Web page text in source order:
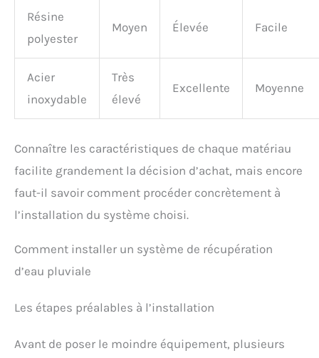
Résine
polyester
Moyen Élevée Facile
Acier
inoxydable
Très
élevé
Excellente Moyenne
Connaître les caractéristiques de chaque matériau
facilite grandement la décision d’achat, mais encore
faut-il savoir comment procéder concrètement à
l’installation du système choisi.
Comment installer un système de récupération
d’eau pluviale
Les étapes préalables à l’installation
Avant de poser le moindre équipement, plusieurs